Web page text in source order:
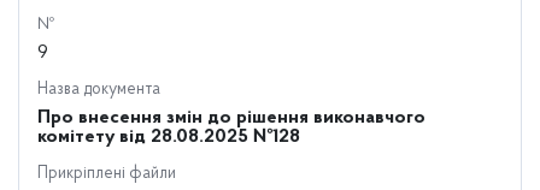
№
9
Назва документа
Про внесення змін до рішення виконавчого
комітету від 28.08.2025 №128
Прикріплені файли